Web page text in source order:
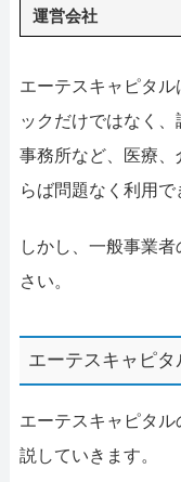
運営会社
エーテスキャピタ
ックだけではなく
事務所など、医療
らば問題なく利用で
しかし、一般事業
さい。
エーテスキャピ
エーテスキャピタ
説していきます。